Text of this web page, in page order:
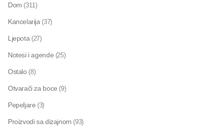
Dom (311)
Kancelarija (37)
Ljepota (27)
Notesi i agende (25)
Ostalo (8)
Otvarači za boce (9)
Pepeljare (3)
Proizvodi sa dizajnom (93)